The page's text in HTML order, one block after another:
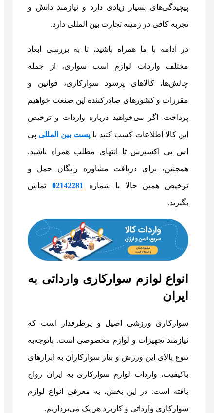
پیچیدگی‌های بسیار زیادی دارد و نیازمند دانش و
تجربه کافی در زمینه تجارت بین‌ المللی دارد.
در ادامه با ما همراه باشید، تا به بررسی ابعاد
مختلف واردات لوازم اسب سواری، از جمله
چالش‌ها، کالاهای پرسود سوارکاری، قوانین و
مقررات و کشورهای صادرکننده این صنعت خواهیم
پرداخت. اگر می‌خواهید درباره واردات و ترخیص
این کالا اطلاعات کسب کنید با پست بین المللی پی
اس پی اکسپرس تا انتهای مطلب همراه باشید.
همچنین، برای دریافت مشاوره رایگان حمل و
ترخیص همین حالا با شماره 02142281تماس
بگیرید.
انواع لوازم سوارکاری وارداتی به
ایران
سوارکاری ورزشی اصیل و پرطرفدار است که
نیازمند تجهیزات و لوازم مخصوصی است. باتوجه‌به
تنوع بالای این ورزش و نیاز سوارکاران به ابزارهای
باکیفیت، واردات لوازم سوارکاری به ایران رواج
یافته است. در این بخش، به معرفی انواع لوازم
سوارکاری وارداتی و کاربرد هر یک می‌پردازیم.